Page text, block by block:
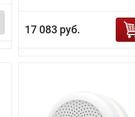
17 083 руб.